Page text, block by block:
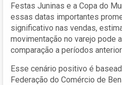
Festas Juninas e a Copa do
essas datas importantes
significativo nas vendas,
movimentação no varejo pode
comparação a períodos
Esse cenário positivo é
Federação do Comércio de